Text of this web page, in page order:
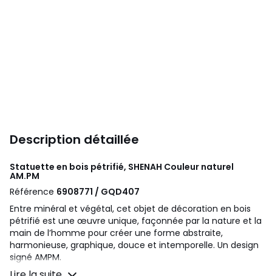
Description détaillée
Statuette en bois pétrifié, SHENAH Couleur naturel
AM.PM
Référence 6908771 / GQD407
Entre minéral et végétal, cet objet de décoration en bois
pétrifié est une œuvre unique, façonnée par la nature et la
main de l’homme pour créer une forme abstraite,
harmonieuse, graphique, douce et intemporelle. Un design
signé AMPM.